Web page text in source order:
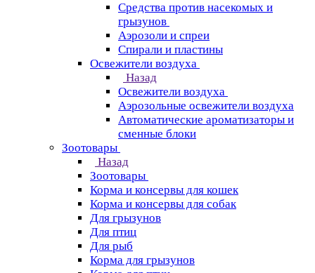
Средства против насекомых и
грызунов
Аэрозоли и спреи
Спирали и пластины
Освежители воздуха
Назад
Освежители воздуха
Аэрозольные освежители воздуха
Автоматические ароматизаторы и
сменные блоки
Зоотовары
Назад
Зоотовары
Корма и консервы для кошек
Корма и консервы для собак
Для грызунов
Для птиц
Для рыб
Корма для грызунов